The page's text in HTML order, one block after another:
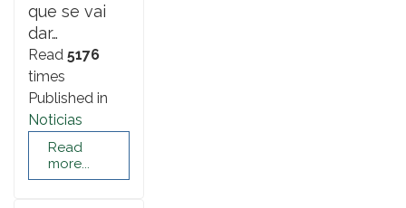
que se vai
dar…
Read 5176
times
Published in
Noticias
Read
more...